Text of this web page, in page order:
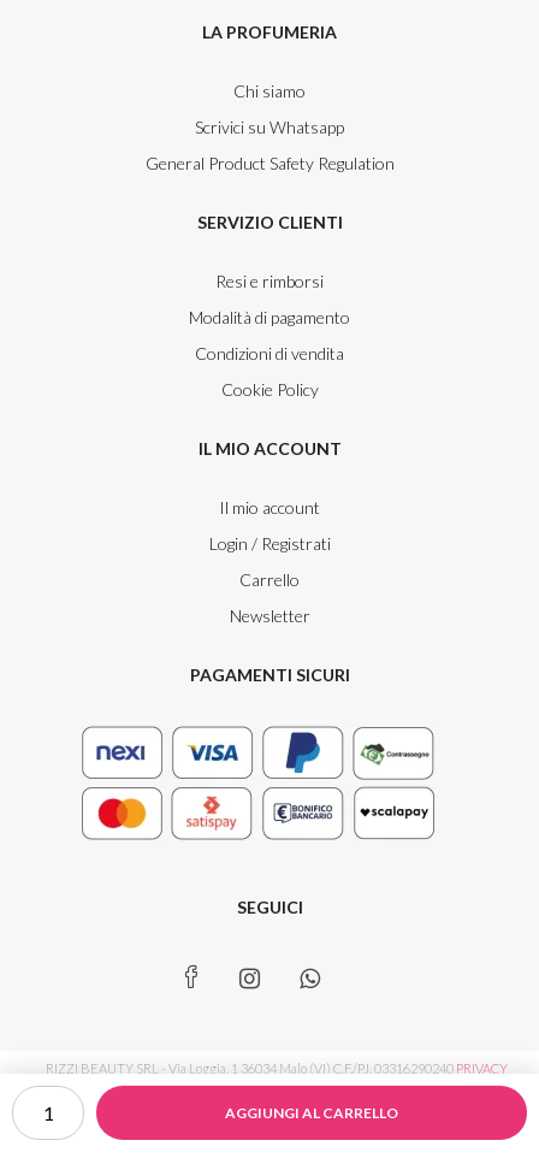
Eudermine
Activating
AGGIUNGI AL CARRELLO
LA PROFUMERIA
Chi siamo
Scrivici su Whatsapp
General Product Safety Regulation
SERVIZIO CLIENTI
Resi e rimborsi
Modalità di pagamento
Condizioni di vendita
Cookie Policy
IL MIO ACCOUNT
Il mio account
Login / Registrati
Carrello
Newsletter
PAGAMENTI SICURI
SEGUICI
RIZZI BEAUTY SRL - Via Loggia, 1 36034 Malo (VI) C.F./P.I. 03316290240 PRIVACY
POLICY
COOKIE POLICY